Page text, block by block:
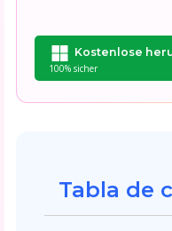
Kostenlose
100% sicher
Tabla de